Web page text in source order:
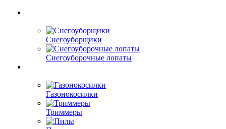
Снегоуборщики
Снегоуборочные лопаты
Газонокосилки
Триммеры